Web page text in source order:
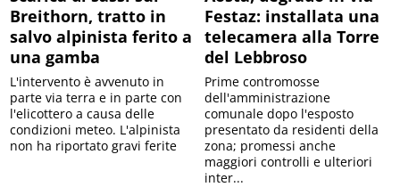
Breithorn, tratto in
salvo alpinista ferito a
una gamba
L'intervento è avvenuto in
parte via terra e in parte con
l'elicottero a causa delle
condizioni meteo. L'alpinista
non ha riportato gravi ferite
Festaz: installata una
telecamera alla Torre
del Lebbroso
Prime contromosse
dell'amministrazione
comunale dopo l'esposto
presentato da residenti della
zona; promessi anche
maggiori controlli e ulteriori
inter...